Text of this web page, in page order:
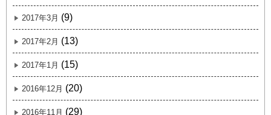
2017年3月 (9)
2017年2月 (13)
2017年1月 (15)
2016年12月 (20)
2016年11月 (29)